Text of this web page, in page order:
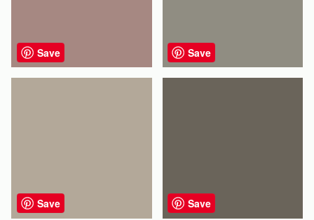
Save Save
Save Save